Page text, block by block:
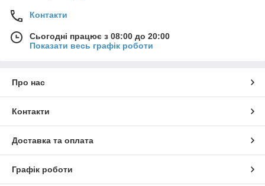
Контакти
Сьогодні працює з 08:00 до 20:00
Показати весь графік роботи
Про нас
Контакти
Доставка та оплата
Графік роботи